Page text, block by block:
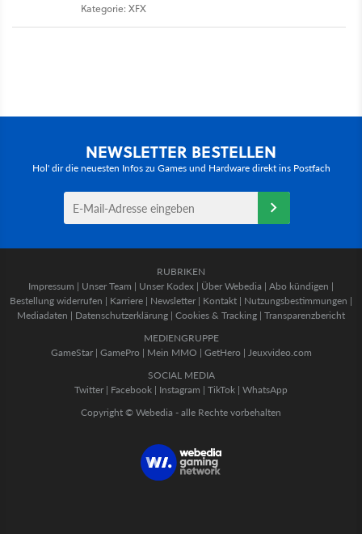
Kategorie: XFX
NEWSLETTER BESTELLEN
Hol' dir die neuesten Infos zu Games und Hardware direkt ins Postfach
RUBRIKEN
Impressum | Unser Team | Unser Kodex | Über Webedia | Abo kündigen |
Bestellung widerrufen | Karriere | Newsletter | Kontakt | Nutzungsbestimmungen |
Mediadaten | Datenschutzerklärung | Cookies & Tracking | Transparenzbericht
MEDIENGRUPPE
GameStar| GamePro | Mein MMO | GetHero | Jeuxvideo.com
SOCIAL MEDIA
Twitter | Facebook | Instagram | TikTok | WhatsApp
Copyright © Webedia - alle Rechte vorbehalten